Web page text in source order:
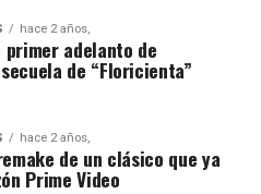
hace 2 años,
primer adelanto de
de “Floricienta”
hace 2 años,
de un clásico que ya
Prime Video